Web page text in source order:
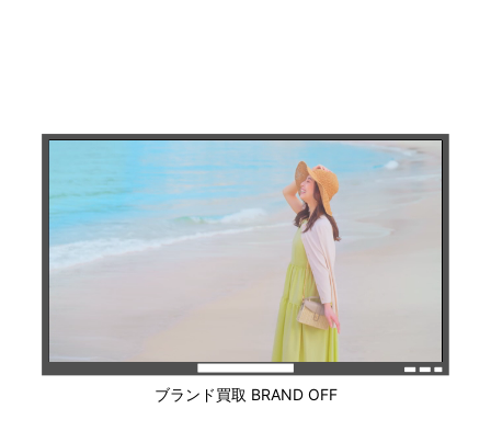
ブランド買取 BRAND OFF